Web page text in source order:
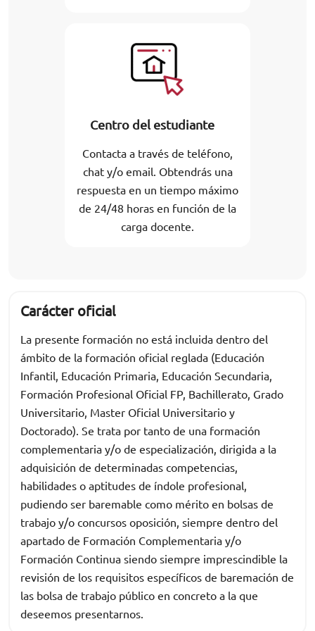
Centro del estudiante
Contacta a través de teléfono,
chat y/o email. Obtendrás una
respuesta en un tiempo máximo
de 24/48 horas en función de la
carga docente.
Carácter oficial
La presente formación no está incluida dentro del
ámbito de la formación oficial reglada (Educación
Infantil, Educación Primaria, Educación Secundaria,
Formación Profesional Oficial FP, Bachillerato, Grado
Universitario, Master Oficial Universitario y
Doctorado). Se trata por tanto de una formación
complementaria y/o de especialización, dirigida a la
adquisición de determinadas competencias,
habilidades o aptitudes de índole profesional,
pudiendo ser baremable como mérito en bolsas de
trabajo y/o concursos oposición, siempre dentro del
apartado de Formación Complementaria y/o
Formación Continua siendo siempre imprescindible la
revisión de los requisitos específicos de baremación de
las bolsa de trabajo público en concreto a la que
deseemos presentarnos.